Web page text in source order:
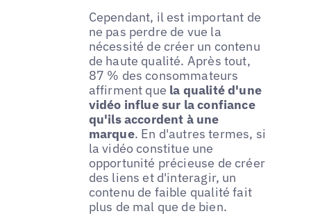
Cependant, il est important de
ne pas perdre de vue la
nécessité de créer un contenu
de haute qualité. Après tout,
87 % des consommateurs
affirment que la qualité d'une
vidéo influe sur la confiance
qu'ils accordent à une
marque. En d'autres termes, si
la vidéo constitue une
opportunité précieuse de créer
des liens et d'interagir, un
contenu de faible qualité fait
plus de mal que de bien.